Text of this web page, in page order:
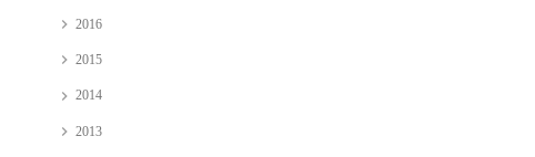
2016
2015
2014
2013